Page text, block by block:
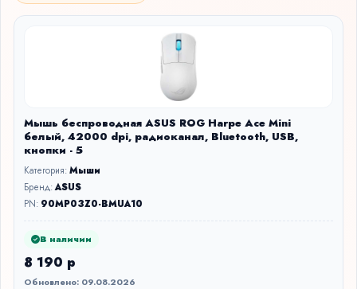
Мышь беспроводная ASUS ROG Harpe Ace Mini
белый, 42000 dpi, радиоканал, Bluetooth, USB,
кнопки - 5
Категория:Мыши
Бренд:ASUS
PN: 90MP03Z0-BMUA10
В наличии
8 190 р
Обновлено: 09.08.2026